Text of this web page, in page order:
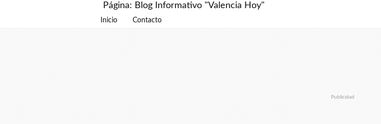
Página: Blog Informativo "Valencia Hoy"
Inicio Contacto
Publicidad